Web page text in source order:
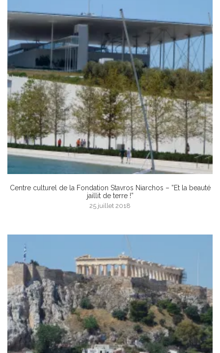
Centre culturel de la Fondation Stavros Niarchos – ”Et la beauté
jaillit de terre !”
25 juillet 2018